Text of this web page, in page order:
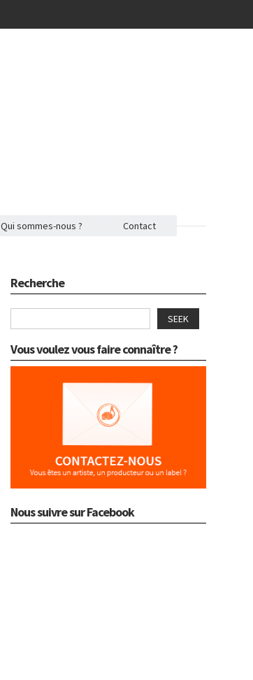
Qui sommes-nous ? Contact
Recherche
SEEK
Vous voulez vous faire connaître ?
Nous suivre sur Facebook